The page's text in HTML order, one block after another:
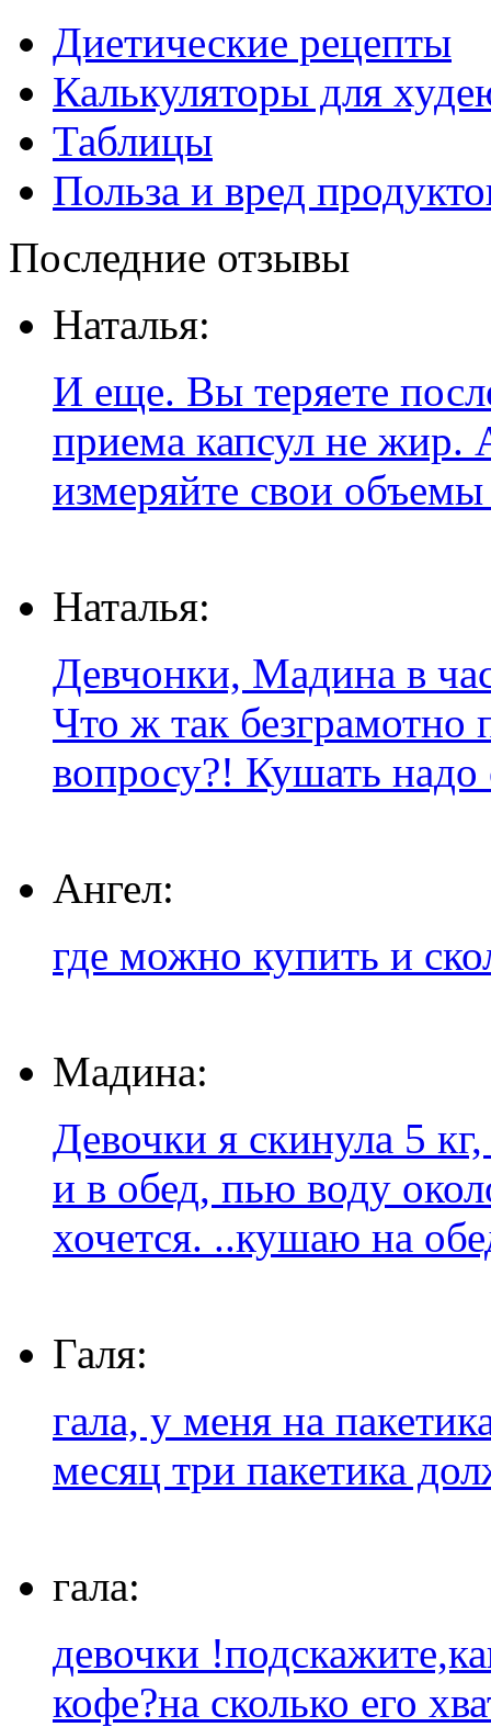
Диетические рецепты
Калькуляторы для
Таблицы
Польза и вред
Последние отзывы
Наталья:
И еще. Вы теряете
приема капсул не жир.
измеряйте свои
Наталья:
Девчонки, Мадина в
Что ж так безграмотно
вопросу?! Кушать надо
Ангел:
где можно купить и
Мадина:
Девочки я скинула 5
и в обед, пью воду
хочется. ..кушаю на
Галя:
гала, у меня на
месяц три пакетика
гала:
девочки
кофе?на сколько его